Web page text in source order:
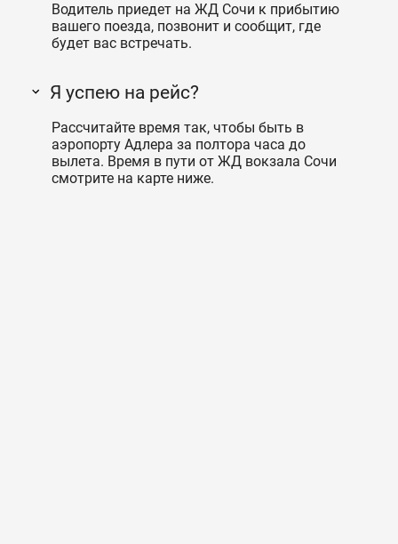
Водитель приедет на ЖД Сочи к прибытию
вашего поезда, позвонит и сообщит, где
будет вас встречать.
Я успею на рейс?
Рассчитайте время так, чтобы быть в
аэропорту Адлера за полтора часа до
вылета. Время в пути от ЖД вокзала Сочи
смотрите на карте ниже.